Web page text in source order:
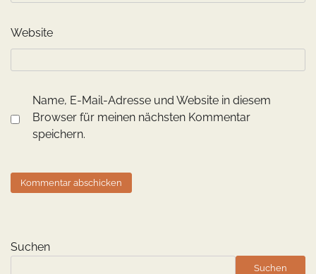
Website
Name, E-Mail-Adresse und Website in diesem
Browser für meinen nächsten Kommentar
speichern.
Suchen
Suchen